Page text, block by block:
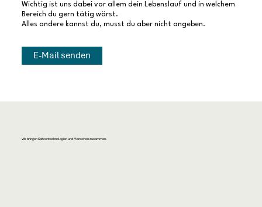
Wichtig ist uns dabei vor allem dein Lebenslauf und in welchem
Bereich du gern tätig wärst.
Alles andere kannst du, musst du aber nicht angeben.
E-Mail senden
Wir bringen Spitzentechnologien und Menschen zusammen.